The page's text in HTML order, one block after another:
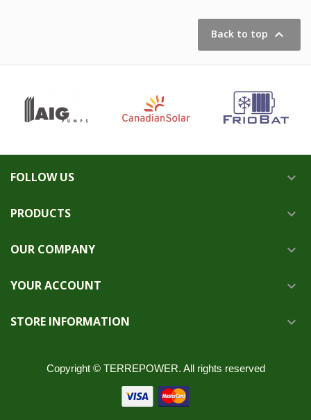
Back to top 
FOLLOW US 
PRODUCTS 
OUR COMPANY 
YOUR ACCOUNT 
STORE INFORMATION 
Copyright © TERREPOWER. All rights reserved